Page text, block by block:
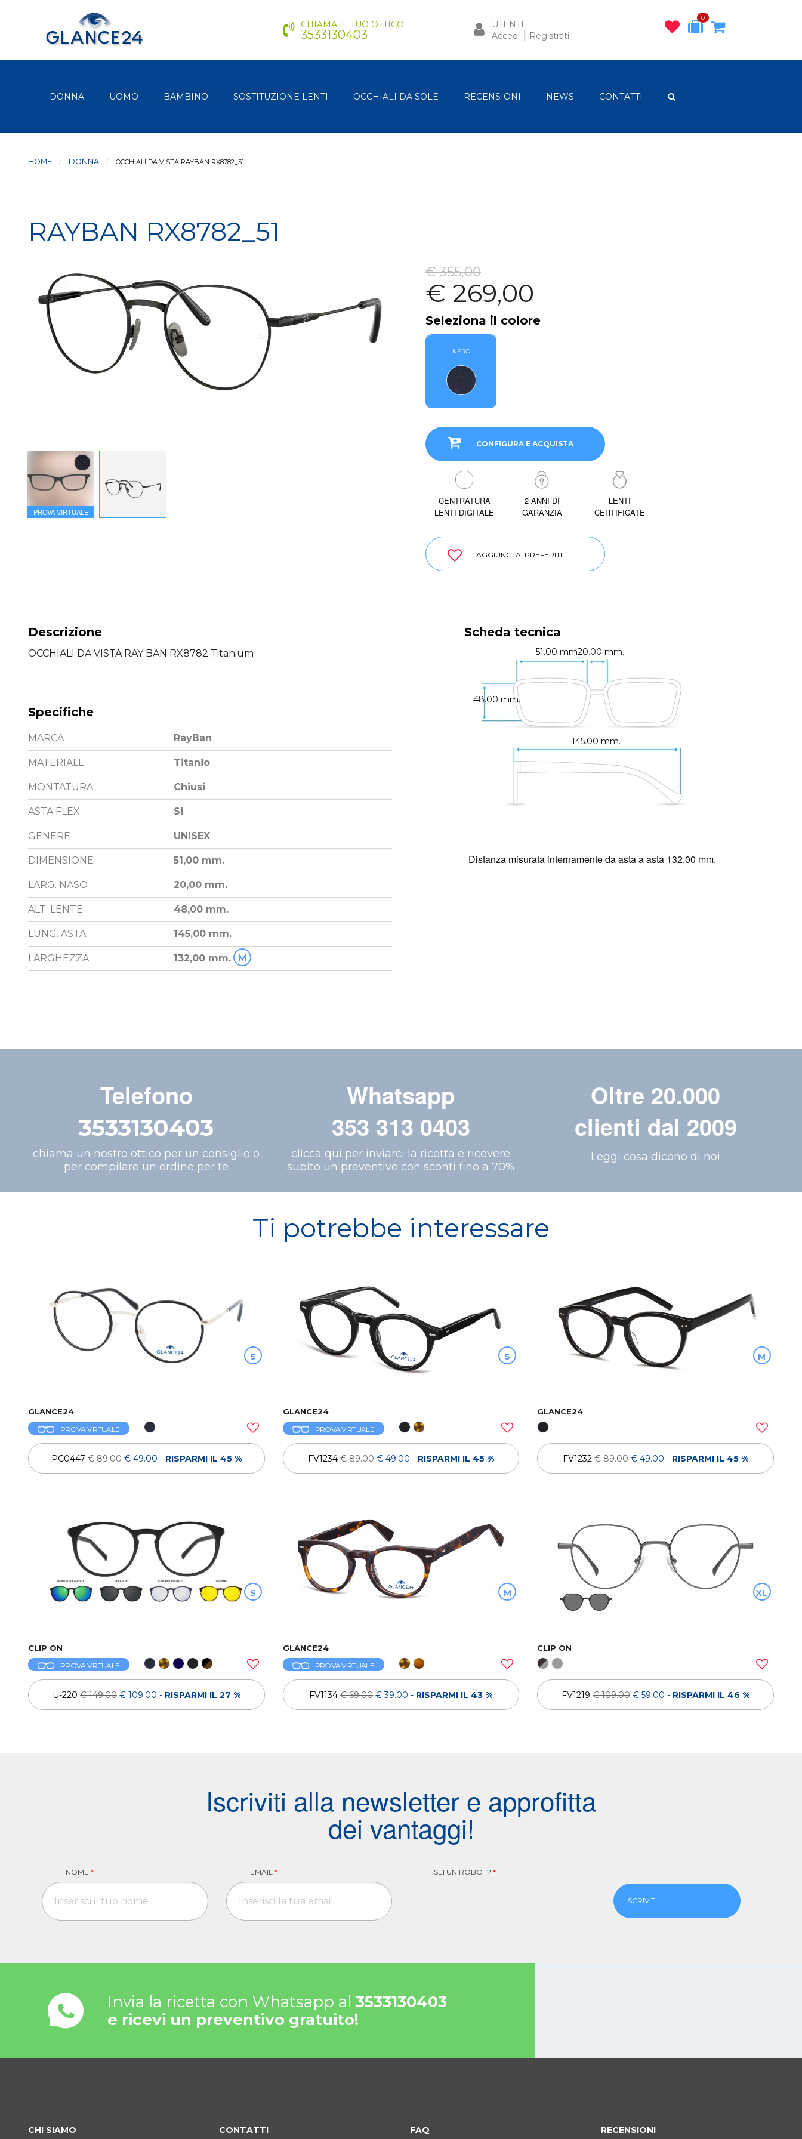
CHIAMA IL TUO OTTICO
3533130403
UTENTE
Accedi | Registrati
0
DONNA UOMO BAMBINO SOSTITUZIONE LENTI OCCHIALI DA SOLE RECENSIONI NEWS CONTATTI
HOME DONNA CURRENT:
OCCHIALI DA VISTA RAYBAN RX8782_51
RAYBAN RX8782_51
PROVA VIRTUALE
€ 355,00
€ 269,00
Seleziona il colore
NERO
CONFIGURA E ACQUISTA
CENTRATURA
LENTI DIGITALE
2 ANNI DI
GARANZIA
LENTI
CERTIFICATE
AGGIUNGI AI PREFERITI
Descrizione
OCCHIALI DA VISTA RAY BAN RX8782 Titanium
Specifiche
MARCA RayBan
MATERIALE Titanio
MONTATURA Chiusi
ASTA FLEX Si
GENERE UNISEX
DIMENSIONE 51,00 mm.
LARG. NASO 20,00 mm.
ALT. LENTE 48,00 mm.
LUNG. ASTA 145,00 mm.
LARGHEZZA 132,00 mm. M
Scheda tecnica
51.00 mm.20.00 mm.
145.00 mm.
48.00 mm.
Distanza misurata internamente da asta a asta 132.00 mm.
Telefono
3533130403
chiama un nostro ottico per un consiglio o
per compilare un ordine per te
Whatsapp
353 313 0403
clicca qui per inviarci la ricetta e ricevere
subito un preventivo con sconti fino a 70%
Oltre 20.000
clienti dal 2009
Leggi cosa dicono di noi
Ti potrebbe interessare
S
GLANCE24
PROVA VIRTUALE
PC0447€ 89.00 € 49.00 - RISPARMI IL 45 %
S
GLANCE24
PROVA VIRTUALE
FV1234 € 89.00 € 49.00 - RISPARMI IL 45 %
M
GLANCE24
FV1232€ 89.00 € 49.00 - RISPARMI IL 45 %
S
CLIP ON
PROVA VIRTUALE
U-220€ 149.00 € 109.00 - RISPARMI IL 27 %
M
GLANCE24
PROVA VIRTUALE
FV1134€ 69.00 € 39.00 - RISPARMI IL 43 %
XL
CLIP ON
FV1219€ 109.00 € 59.00 - RISPARMI IL 46 %
Iscriviti alla newsletter e approfitta
dei vantaggi!
NOME * EMAIL * SEI UN ROBOT? *
ISCRIVITI
Invia la ricetta con Whatsapp al 3533130403
e ricevi un preventivo gratuito!
CHI SIAMO CONTATTI FAQ RECENSIONI